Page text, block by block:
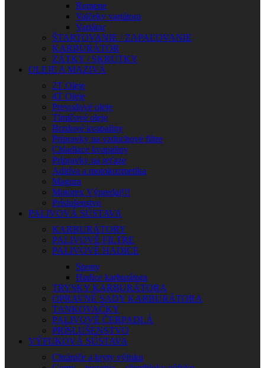
Remene
Valčeky variátora
Variátor
ŠTARTOVANIE / ZAPAĽOVANIE
KARBURÁTOR
ZÁTKY / SKRUTKY
OLEJE A MAZIVÁ
2T Oleje
4T Oleje
Prevodové oleje
Tlmičové oleje
Brzdové kvapaliny
Prípravky na vzduchové filtre
Chladiace kvapaliny
Prípravky na reťaze
Aditíva a motokozmetika
Magura
Motorex Výpredaj!!!
Príslušenstvo
PALIVOVÁ SÚSTAVA
KARBURÁTORY
PALIVOVÉ FILTRE
PALIVOVÉ HADICE
Spony
Hadice karburátora
TRYSKY KARBURÁTORA
OPRAVNÉ SADY KARBURÁTORA
TANKOVAČKY
PALIVOVÉ ČERPADLÁ
PRÍSLUŠENSTVO
VÝFUKOVÁ SÚSTAVA
Chrániče a kryty výfuku